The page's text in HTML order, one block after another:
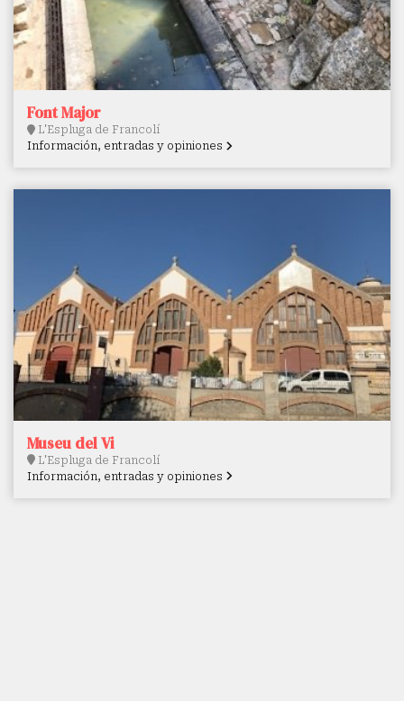
Font Major
L'Espluga de Francolí
Información, entradas y opiniones
Museu del Vi
L'Espluga de Francolí
Información, entradas y opiniones